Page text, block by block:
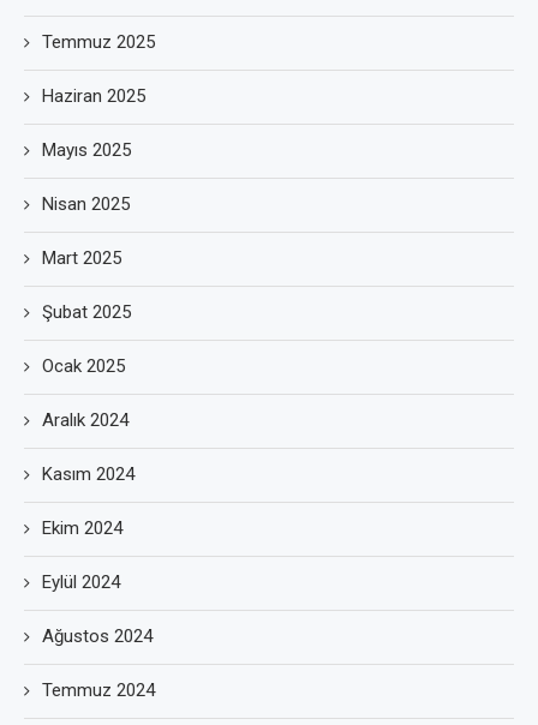
Temmuz 2025
Haziran 2025
Mayıs 2025
Nisan 2025
Mart 2025
Şubat 2025
Ocak 2025
Aralık 2024
Kasım 2024
Ekim 2024
Eylül 2024
Ağustos 2024
Temmuz 2024